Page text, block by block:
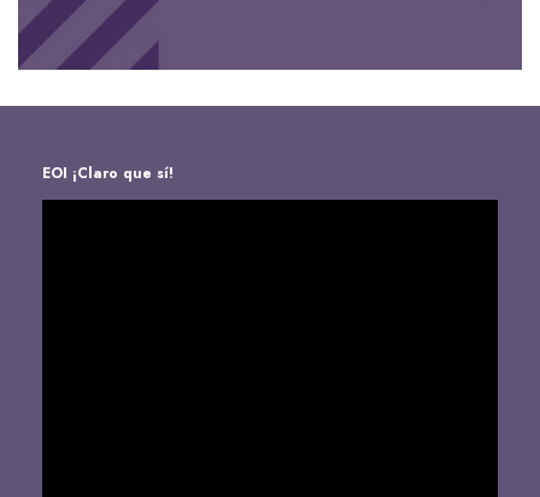
EOI ¡Claro que sí!